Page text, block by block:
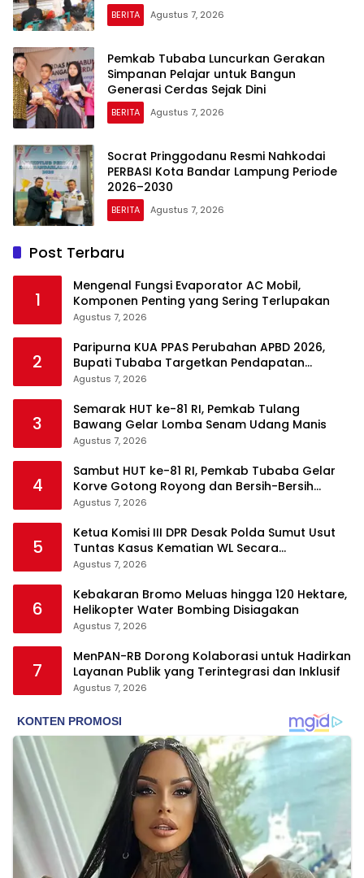
BERITA Agustus 7, 2026
Pemkab Tubaba Luncurkan Gerakan
Simpanan Pelajar untuk Bangun
Generasi Cerdas Sejak Dini
BERITA Agustus 7, 2026
Socrat Pringgodanu Resmi Nahkodai
PERBASI Kota Bandar Lampung Periode
2026–2030
BERITA Agustus 7, 2026
Post Terbaru
1
Mengenal Fungsi Evaporator AC Mobil,
Komponen Penting yang Sering Terlupakan
Agustus 7, 2026
2
Paripurna KUA PPAS Perubahan APBD 2026,
Bupati Tubaba Targetkan Pendapatan
Daerah Rp820,3 Miliar
Agustus 7, 2026
3
Semarak HUT ke-81 RI, Pemkab Tulang
Bawang Gelar Lomba Senam Udang Manis
Agustus 7, 2026
4
Sambut HUT ke-81 RI, Pemkab Tubaba Gelar
Korve Gotong Royong dan Bersih-Bersih
Serentak
Agustus 7, 2026
5
Ketua Komisi III DPR Desak Polda Sumut Usut
Tuntas Kasus Kematian WL Secara
Transparan
Agustus 7, 2026
6
Kebakaran Bromo Meluas hingga 120 Hektare,
Helikopter Water Bombing Disiagakan
Agustus 7, 2026
7
MenPAN-RB Dorong Kolaborasi untuk Hadirkan
Layanan Publik yang Terintegrasi dan Inklusif
Agustus 7, 2026